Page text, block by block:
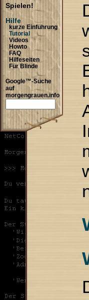
Spielen!
Hilfe
kurze Einführung
Tutorial
Videos
Howto
FAQ
Hilfeseiten
Für Blinde
Google™-Suche
auf
morgengrauen.info